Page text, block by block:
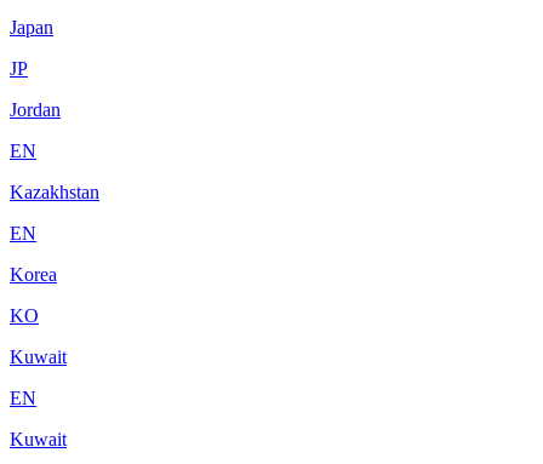
Japan
JP
Jordan
EN
Kazakhstan
EN
Korea
KO
Kuwait
EN
Kuwait